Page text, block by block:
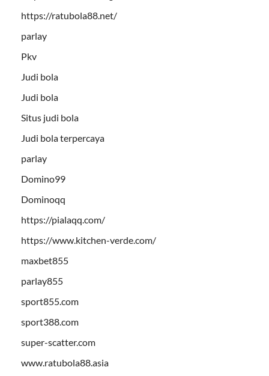
https://ratubola88.net/
parlay
Pkv
Judi bola
Judi bola
Situs judi bola
Judi bola terpercaya
parlay
Domino99
Dominoqq
https://pialaqq.com/
https://www.kitchen-verde.com/
maxbet855
parlay855
sport855.com
sport388.com
super-scatter.com
www.ratubola88.asia